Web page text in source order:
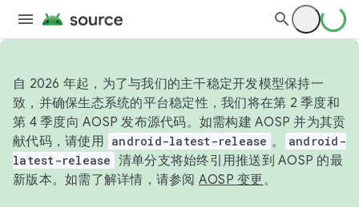
自 2026 年起，为了与我们的主干稳定开发模型保持一
致，并确保生态系统的平台稳定性，我们将在第 2 季度和
第 4 季度向 AOSP 发布源代码。如需构建 AOSP 并为其贡
献代码，请使用 android-latest-release 。
android-
latest-release 清单分支将始终引用推送到 AOSP 的最
新版本。如需了解详情，请参阅 AOSP 变更。